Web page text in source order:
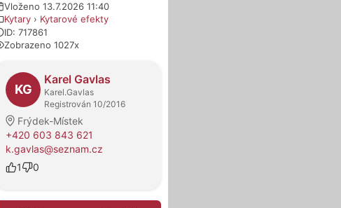
Vloženo 13.7.2026 11:40
Kytary › Kytarové efekty
ID: 717861
Zobrazeno 1027x
O prodejci
KG
Karel Gavlas
Karel.Gavlas
Registrován 10/2016
Frýdek-Místek
+420 603 843 621
k.gavlas@seznam.cz
1
0